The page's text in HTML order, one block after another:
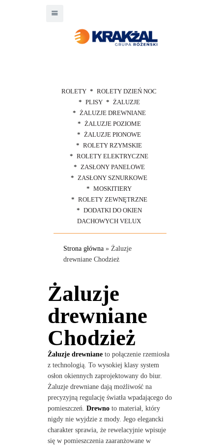
ROLETY
ROLETY DZIEŃ NOC
PLISY
ŻALUZJE
ŻALUZJE DREWNIANE
ŻALUZJE POZIOME
ŻALUZJE PIONOWE
ROLETY RZYMSKIE
ROLETY ELEKTRYCZNE
ZASŁONY PANELOWE
ZASŁONY SZNURKOWE
MOSKITIERY
ROLETY ZEWNĘTRZNE
DODATKI DO OKIEN
DACHOWYCH VELUX
Strona główna » Żaluzje
drewniane Chodzież
Żaluzje
drewniane
Chodzież
Żaluzje drewnianeto połączenie rzemiosła
z technologią. To wysokiej klasy system
osłon okiennych zaprojektowany do biur.
Żaluzje drewniane dają możliwość na
precyzyjną regulację światła wpadającego do
pomieszczeń. Drewnoto materiał, który
nigdy nie wyjdzie z mody. Jego elegancki
charakter sprawia, że rewelacyjnie wpisuje
się w pomieszczenia zaaranżowane w